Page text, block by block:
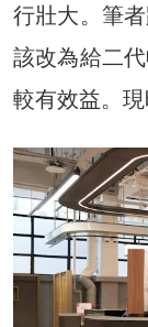
行壯大。筆
該改為給二
較有效益。現